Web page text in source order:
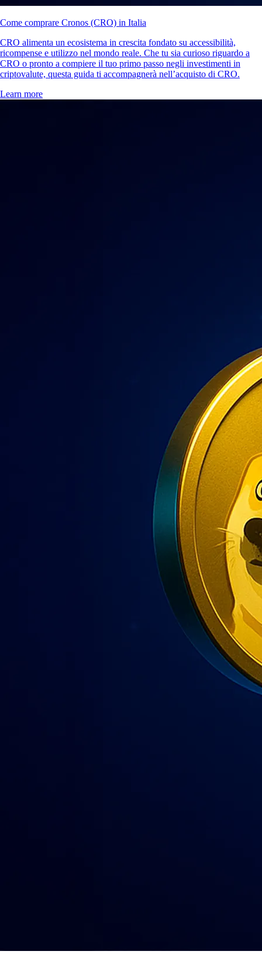
Come comprare Cronos (CRO) in Italia
CRO alimenta un ecosistema in crescita fondato su accessibilità,
ricompense e utilizzo nel mondo reale. Che tu sia curioso riguardo a
CRO o pronto a compiere il tuo primo passo negli investimenti in
criptovalute, questa guida ti accompagnerà nell’acquisto di CRO.
Learn more